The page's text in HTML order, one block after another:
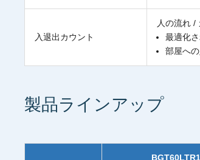
入退出カウント
人の流れ /
最適化
部屋へ
製品ラインアップ